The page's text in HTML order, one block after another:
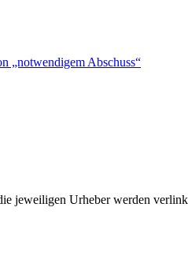
„notwendigem Abschuss“
jeweiligen Urheber werden